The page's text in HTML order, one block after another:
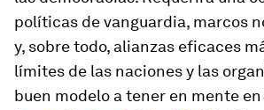
políticas de vanguardia, marcos
y, sobre todo, alianzas eficaces
límites de las naciones y las
buen modelo a tener en mente